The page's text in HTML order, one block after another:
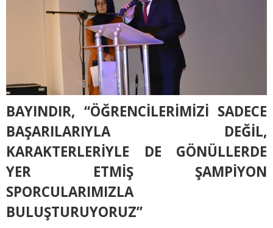
BAYINDIR, “ÖĞRENCİLERİMİZİ SADECE
BAŞARILARIYLA DEĞİL,
KARAKTERLERİYLE DE GÖNÜLLERDE
YER ETMİŞ ŞAMPİYON
SPORCULARIMIZLA
BULUŞTURUYORUZ”